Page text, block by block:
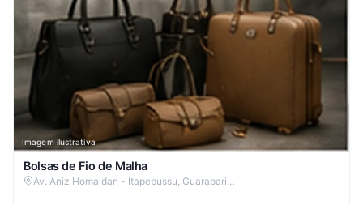
Imagem ilustrativa
Bolsas de Fio de Malha
Av. Aniz Homaidan - Itapebussu, Guarapari…